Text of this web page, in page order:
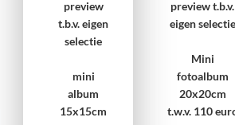
preview
t.b.v. eigen
selectie
mini
album
15x15cm
preview t.b.v.
eigen selectie
Mini
fotoalbum
20x20cm
t.w.v. 110